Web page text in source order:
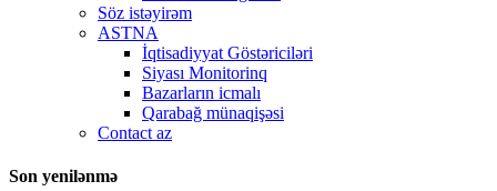
Söz istəyirəm
ASTNA
İqtisadiyyat Göstəriciləri
Siyası Monitorinq
Bazarların icmalı
Qarabağ münaqişəsi
Contact az
Son yenilənmə